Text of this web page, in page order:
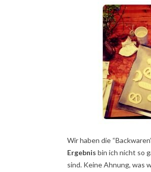
Wir haben die
Ergebnis bin ich nicht so
sind. Keine Ahnung, was